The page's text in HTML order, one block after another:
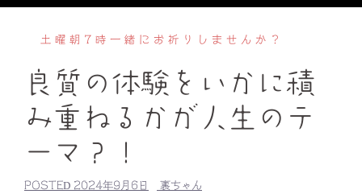
キ
土曜朝7時一緒にお祈りしませんか？
良質の体験をいかに積
み重ねるかが人生のテ
ーマ？！
POSTED 2024年9月6日 裏ちゃん